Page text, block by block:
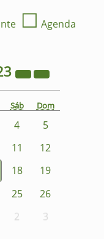
☐ Agenda
Sáb Dom
4
5
11
12
18
19
25
26
2 3